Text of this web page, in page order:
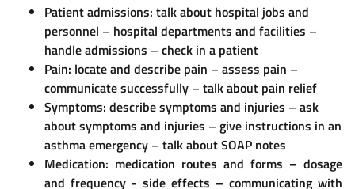
Patient admissions: talk about hospital jobs and
personnel – hospital departments and facilities –
handle admissions – check in a patient
Pain: locate and describe pain – assess pain –
communicate successfully – talk about pain relief
Symptoms: describe symptoms and injuries – ask
about symptoms and injuries – give instructions in an
asthma emergency – talk about SOAP notes
Medication: medication routes and forms – dosage
and frequency - side effects – communicating with